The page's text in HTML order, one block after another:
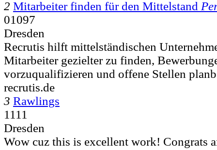
2 Mitarbeiter finden für den Mittelstand
01097
Dresden
Recrutis hilft mittelständischen
Mitarbeiter gezielter zu finden,
vorzuqualifizieren und offene Stellen
recrutis.de
3 Rawlings
1111
Dresden
Wow cuz this is excellent work! Congrats